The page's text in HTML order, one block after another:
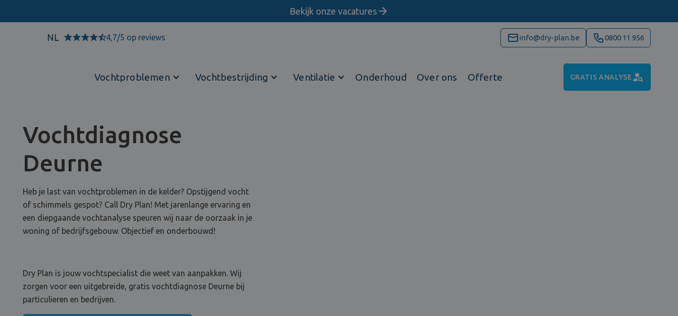
Bekijk onze vacatures
NL 4,7/5 op reviews info@dry-plan.be 0800 11 956
Vochtproblemen Vochtbestrijding Ventilatie Onderhoud Over ons Offerte GRATIS ANALYSE
Vochtdiagnose
Deurne
Heb je last van vochtproblemen in de kelder? Opstijgend vocht
of schimmels gespot? Call Dry Plan! Met jarenlange ervaring en
een diepgaande vochtanalyse speuren wij naar de oorzaak in je
woning of bedrijfsgebouw. Objectief en onderbouwd!
Dry Plan is jouw vochtspecialist die weet van aanpakken. Wij
zorgen voor een uitgebreide, gratis vochtdiagnose Deurne bij
particulieren en bedrijven.